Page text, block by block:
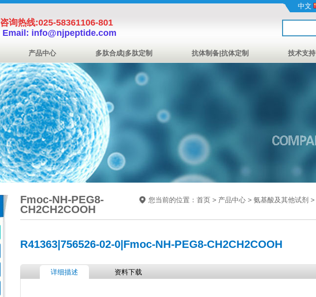
咨询热线:025-58361106-801
Email: info@njpeptide.com
中文
产品中心 多肽合成|多肽定制 抗体制备|抗体定制 技术支持
Fmoc-NH-PEG8-
CH2CH2COOH
您当前的位置： 首页> 产品中心> 氨基酸及其他试剂 >
R41363|756526-02-0|Fmoc-NH-PEG8-CH2CH2COOH
详细描述 资料下载